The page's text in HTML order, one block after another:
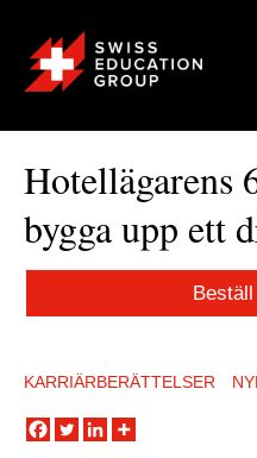
Hotellägarens
bygga upp ett
KARRIÄRBERÄTTELSER